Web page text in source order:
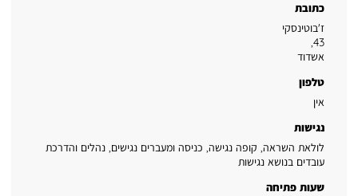
כתובת
ז'בוטינסקי
43
,
אשדוד
טלפון
אין
נגישות
לולאת השראה, קופה נגישה, כניסה ומעברים נגישים, נהלים והדרכת
עובדים בנושא נגישות
שעות פתיחה